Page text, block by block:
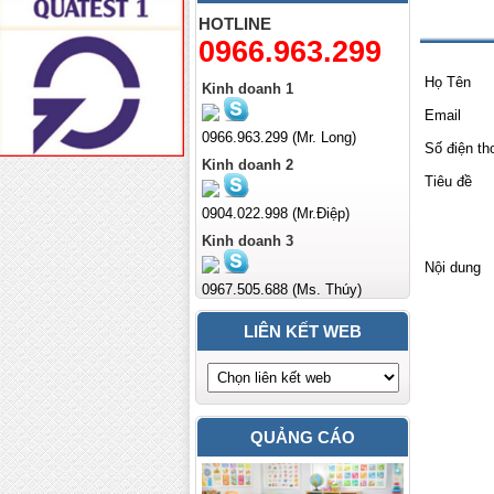
HOTLINE
0966.963.299
Kinh doanh 1
0966.963.299 (Mr. Long)
Kinh doanh 2
0904.022.998 (Mr.Điệp)
Kinh doanh 3
0967.505.688 (Ms. Thúy)
LIÊN KẾT WEB
QUẢNG CÁO
Họ Tên
Email
Số điện
Tiêu đề
Nội dung